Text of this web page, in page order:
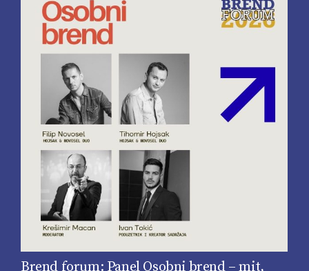
Brend forum: Panel Osobni brend – mit,